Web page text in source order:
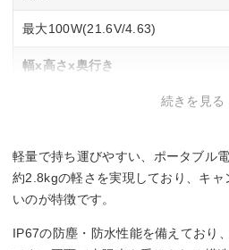
最大100W(21.6V/4.63)
幅x高さx奥行き
2800g
続きを見る
軽量で持ち運びやすい、ポータブル
約2.8kgの軽さを実現しており、キ
いのが特徴です。
IP67の防塵・防水性能を備えており